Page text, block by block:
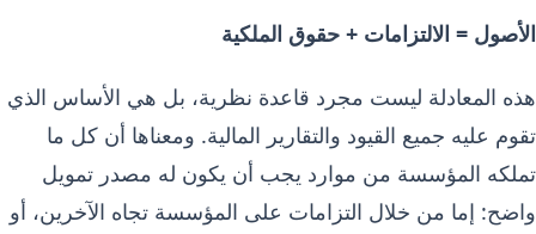
الأصول = الالتزامات + حقوق الملكية
هذه المعادلة ليست مجرد قاعدة نظرية، بل هي الأساس الذي
تقوم عليه جميع القيود والتقارير المالية. ومعناها أن كل ما
تملكه المؤسسة من موارد يجب أن يكون له مصدر تمويل
واضح: إما من خلال التزامات على المؤسسة تجاه الآخرين، أو